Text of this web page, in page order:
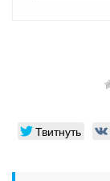
Твитнуть